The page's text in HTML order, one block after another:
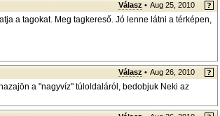
Válasz • Aug 25, 2010
a tagokat. Meg tagkereső. Jó lenne látni a térképen,
Válasz • Aug 26, 2010
a "nagyvíz" túloldaláról, bedobjuk Neki az